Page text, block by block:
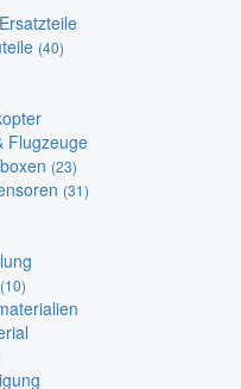
(40)
Flugzeuge
(23)
(31)
(10)